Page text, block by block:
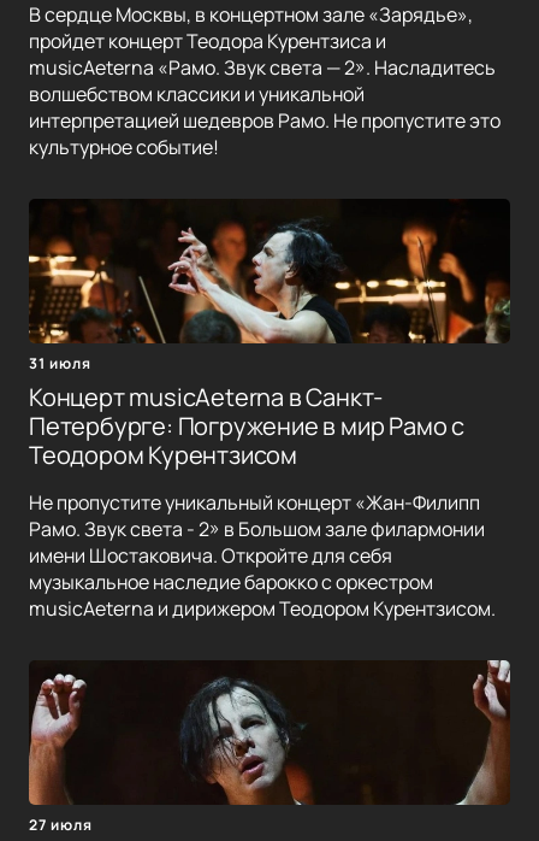
В сердце Москвы, в концертном зале «Зарядье»,
пройдет концерт Теодора Курентзиса и
musicAeterna «Рамо. Звук света — 2». Насладитесь
волшебством классики и уникальной
интерпретацией шедевров Рамо. Не пропустите это
культурное событие!
31 июля
Концерт musicAeterna в Санкт-
Петербурге: Погружение в мир Рамо с
Теодором Курентзисом
Не пропустите уникальный концерт «Жан-Филипп
Рамо. Звук света - 2» в Большом зале филармонии
имени Шостаковича. Откройте для себя
музыкальное наследие барокко с оркестром
musicAeterna и дирижером Теодором Курентзисом.
27 июля